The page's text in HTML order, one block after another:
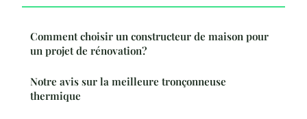
Comment choisir un constructeur de maison pour
un projet de rénovation?
Notre avis sur la meilleure tronçonneuse
thermique